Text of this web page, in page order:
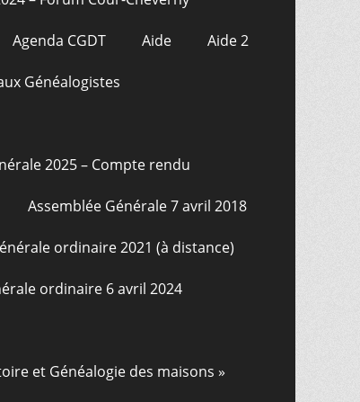
Agenda CGDT Aide Aide 2
Généalogistes
2025 – Compte rendu
Assemblée Générale 7 avril 2018
ordinaire 2021 (à distance)
ordinaire 6 avril 2024
et Généalogie des maisons »